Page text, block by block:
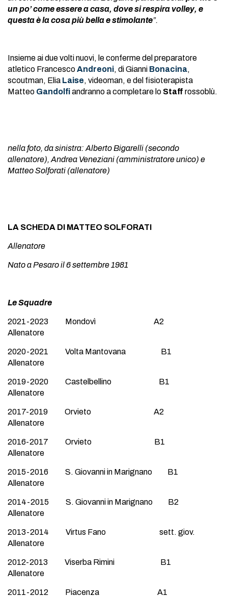
un po’ come essere a casa, dove si respira volley, e
questa è la cosa più bella e stimolante”.
Insieme ai due volti nuovi, le conferme del preparatore
atletico FrancescoAndreoni, di Gianni Bonacina,
scoutman, Elia Laise, videoman, e del fisioterapista
Matteo Gandolfiandranno a completare lo Staff rossoblù.
nella foto, da sinistra: Alberto Bigarelli (secondo
allenatore), Andrea Veneziani (amministratore unico) e
Matteo Solforati (allenatore)
LA SCHEDA DI MATTEO SOLFORATI
Allenatore
Nato a Pesaro il 6 settembre 1981
Le Squadre
2021-2023 Mondovì A2
Allenatore
2020-2021 Volta Mantovana B1
Allenatore
2019-2020 Castelbellino B1
Allenatore
2017-2019 Orvieto A2
Allenatore
2016-2017 Orvieto B1
Allenatore
2015-2016 S. Giovanni in Marignano B1
Allenatore
2014-2015 S. Giovanni in Marignano B2
Allenatore
2013-2014 Virtus Fano sett. giov.
Allenatore
2012-2013 Viserba Rimini B1
Allenatore
2011-2012 Piacenza A1